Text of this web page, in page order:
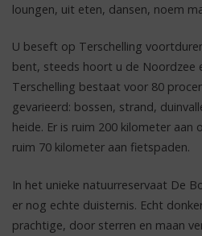
loungen, uit eten, dansen, noem
U beseft op Terschelling
bent, steeds hoort u de Noordzee
Terschelling bestaat voor 80
gevarieerd: bossen, strand,
heide. Er is ruim 200 kilometer aan
ruim 70 kilometer aan fietspaden.
In het unieke natuurreservaat De
er nog echte duisternis. Echt
prachtige, door sterren en maan